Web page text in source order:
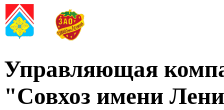
Управляющая
"Совхоз имени